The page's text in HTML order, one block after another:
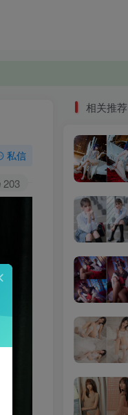
私信
203
相关推荐